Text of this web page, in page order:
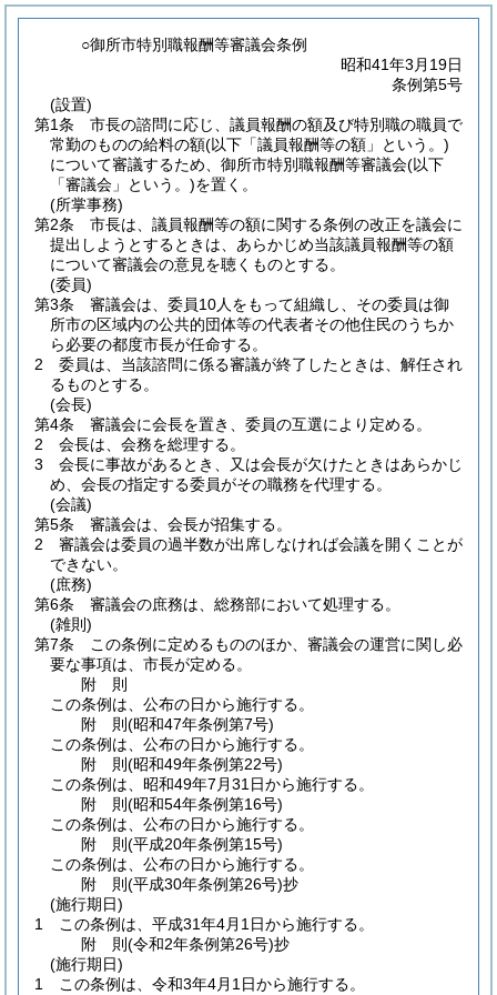
○御所市特別職報酬等審議会条例
昭和41年3月19日
条例第5号
(設置)
第1条
市長の諮問に応じ、議員報酬の額及び特別職の職員で
常勤のものの給料の額(以下「議員報酬等の額」という。)
について審議するため、御所市特別職報酬等審議会(以下
「審議会」という。)を置く。
(所掌事務)
第2条
市長は、議員報酬等の額に関する条例の改正を議会に
提出しようとするときは、あらかじめ当該議員報酬等の額
について審議会の意見を聴くものとする。
(委員)
第3条
審議会は、委員10人をもって組織し、その委員は御
所市の区域内の公共的団体等の代表者その他住民のうちか
ら必要の都度市長が任命する。
2
委員は、当該諮問に係る審議が終了したときは、解任され
るものとする。
(会長)
第4条
審議会に会長を置き、委員の互選により定める。
2
会長は、会務を総理する。
3
会長に事故があるとき、又は会長が欠けたときはあらかじ
め、会長の指定する委員がその職務を代理する。
(会議)
第5条
審議会は、会長が招集する。
2
審議会は委員の過半数が出席しなければ会議を開くことが
できない。
(庶務)
第6条
審議会の庶務は、総務部において処理する。
(雑則)
第7条
この条例に定めるもののほか、審議会の運営に関し必
要な事項は、市長が定める。
附 則
この条例は、公布の日から施行する。
附 則(昭和47年条例第7号)
この条例は、公布の日から施行する。
附 則(昭和49年条例第22号)
この条例は、昭和49年7月31日から施行する。
附 則(昭和54年条例第16号)
この条例は、公布の日から施行する。
附 則(平成20年条例第15号)
この条例は、公布の日から施行する。
附 則(平成30年条例第26号)抄
(施行期日)
1
この条例は、平成31年4月1日から施行する。
附 則(令和2年条例第26号)抄
(施行期日)
1
この条例は、令和3年4月1日から施行する。